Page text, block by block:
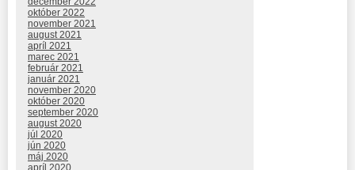
október 2022
november 2021
august 2021
apríl 2021
marec 2021
február 2021
január 2021
november 2020
október 2020
september 2020
august 2020
júl 2020
jún 2020
máj 2020
apríl 2020